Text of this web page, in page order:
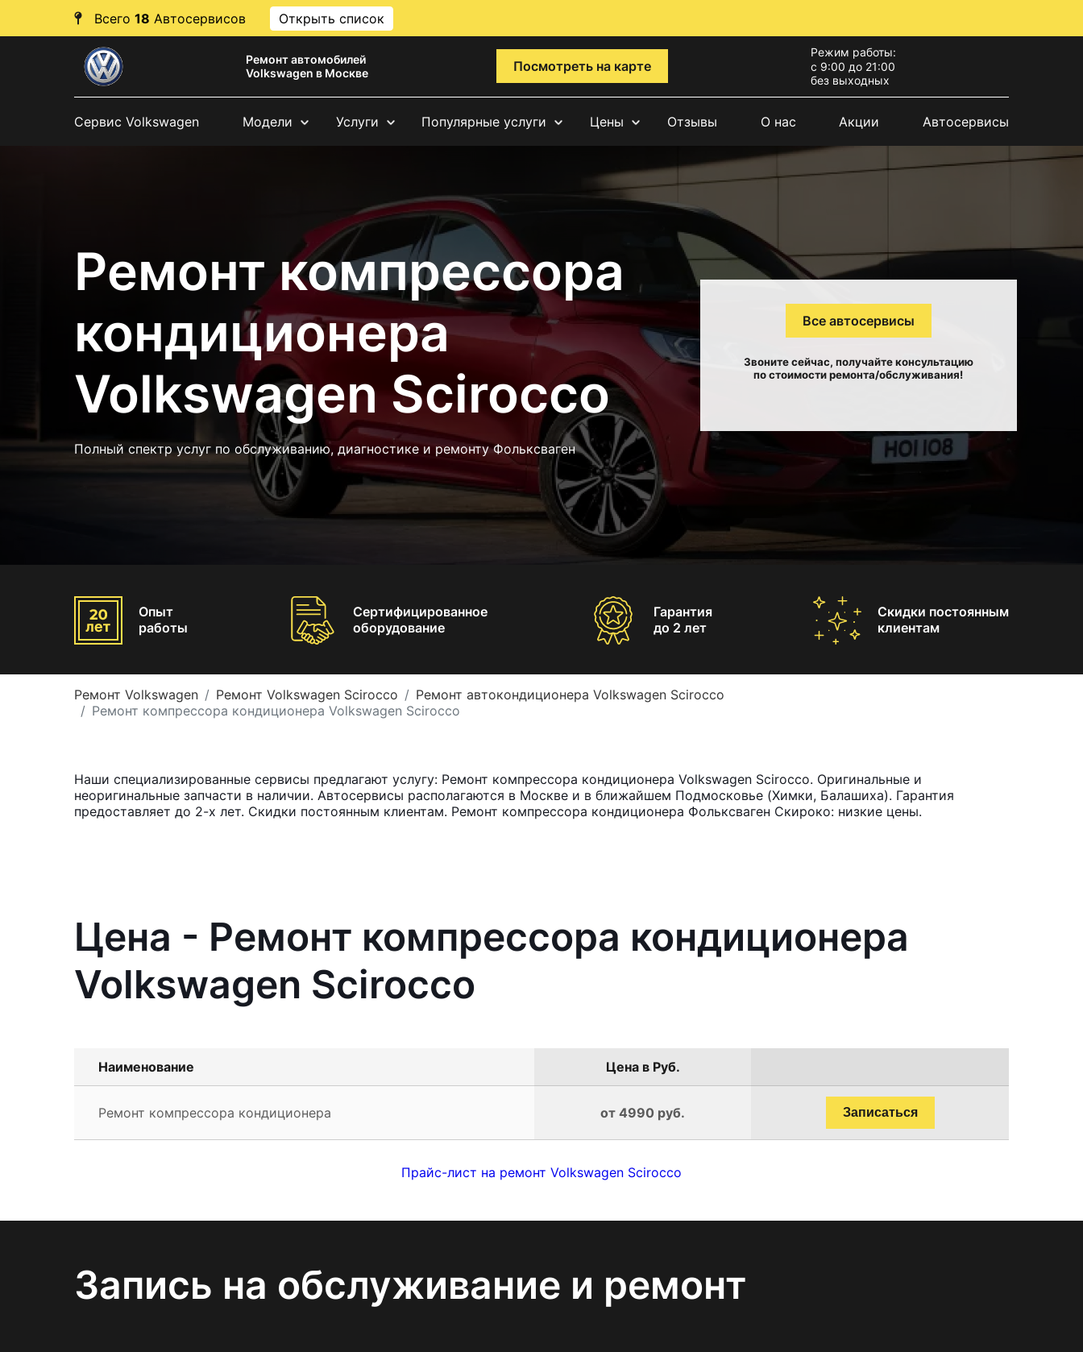
Всего 18 Автосервисов Открыть список
Ремонт автомобилей
Volkswagen в Москве
Посмотреть на карте
Режим работы:
с 9:00 до 21:00
без выходных
Сервис Volkswagen Модели Услуги Популярные услуги Цены Отзывы О нас Акции Автосервисы
Ремонт компрессора
кондиционера
Volkswagen Scirocco
Полный спектр услуг по обслуживанию, диагностике и ремонту Фольксваген
Все автосервисы
Звоните сейчас, получайте консультацию
по стоимости ремонта/обслуживания!
Опыт
работы
Сертифицированное
оборудование
Гарантия
до 2 лет
Скидки постоянным
клиентам
Ремонт Volkswagen Ремонт Volkswagen Scirocco
Ремонт автокондиционера Volkswagen Scirocco
Ремонт компрессора кондиционера Volkswagen Scirocco
Наши специализированные сервисы предлагают услугу: Ремонт компрессора кондиционера Volkswagen Scirocco. Оригинальные и
неоригинальные запчасти в наличии. Автосервисы располагаются в Москве и в ближайшем Подмосковье (Химки, Балашиха). Гарантия
предоставляет до 2-х лет. Скидки постоянным клиентам. Ремонт компрессора кондиционера Фольксваген Скироко: низкие цены.
Цена - Ремонт компрессора кондиционера
Volkswagen Scirocco
Наименование Цена в Руб.
Ремонт компрессора кондиционера от 4990 руб. Записаться
Прайс-лист на ремонт Volkswagen Scirocco
Запись на обслуживание и ремонт